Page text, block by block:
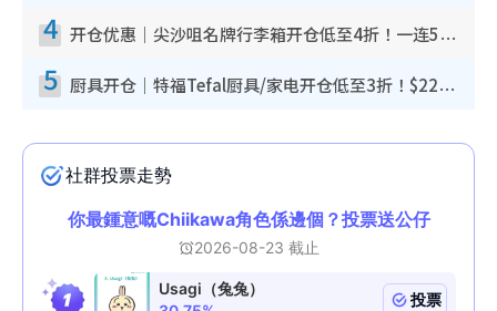
4 开仓优惠｜尖沙咀名牌行李箱开仓低至4折！一连5日 American Tourister/ace./Hallmark $200起
5 厨具开仓｜特福Tefal厨具/家电开仓低至3折！$220起买平底锅/炒锅/汤锅！电饭煲/吸尘器/挂烫机$418起